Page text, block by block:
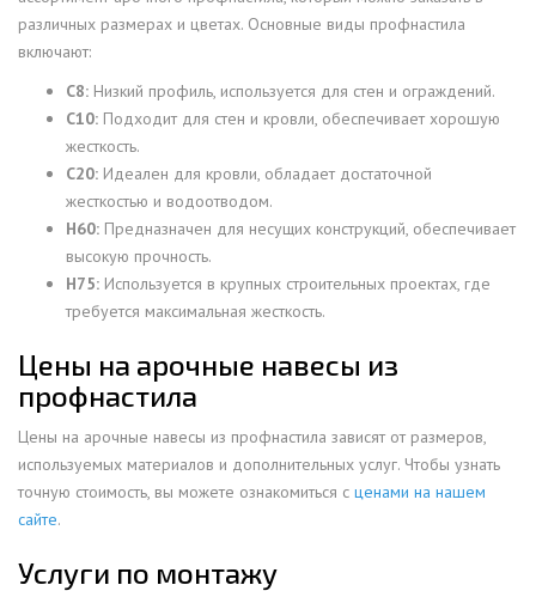
различных размерах и цветах. Основные виды профнастила
включают:
С8: Низкий профиль, используется для стен и ограждений.
С10: Подходит для стен и кровли, обеспечивает хорошую
жесткость.
С20: Идеален для кровли, обладает достаточной
жесткостью и водоотводом.
Н60: Предназначен для несущих конструкций, обеспечивает
высокую прочность.
Н75: Используется в крупных строительных проектах, где
требуется максимальная жесткость.
Цены на арочные навесы из
профнастила
Цены на арочные навесы из профнастила зависят от размеров,
используемых материалов и дополнительных услуг. Чтобы узнать
точную стоимость, вы можете ознакомиться с ценами на нашем
сайте.
Услуги по монтажу